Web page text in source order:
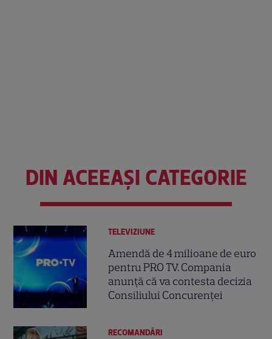
DIN ACEEAȘI CATEGORIE
TELEVIZIUNE
Amendă de 4 milioane de euro
pentru PRO TV. Compania
anunță că va contesta decizia
Consiliului Concurenței
RECOMANDĂRI